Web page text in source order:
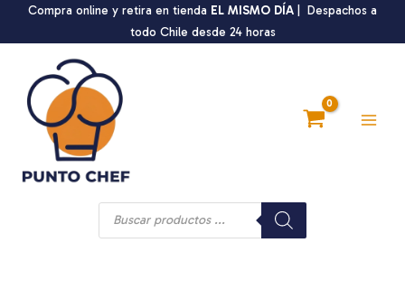
Compra online y retira en tienda EL MISMO DÍA | Despachos a
todo Chile desde 24 horas
Búsqueda